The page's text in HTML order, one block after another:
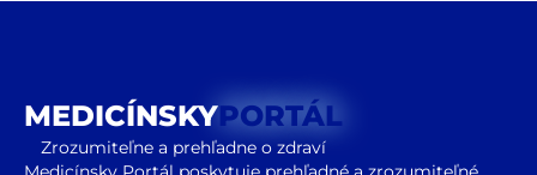
MEDICÍNSKYPORTÁL
Zrozumiteľne a prehľadne o zdraví